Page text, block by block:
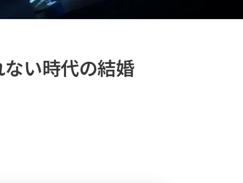
い時代の結婚